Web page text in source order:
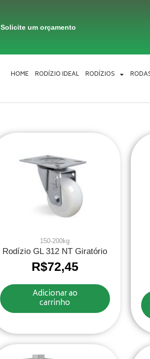
Solicite um orçamento
HOME RODÍZIO IDEAL RODÍZIOS
150-200kg
Rodízio GL 312 NT Giratório
R$72,45
Adicionar ao
carrinho